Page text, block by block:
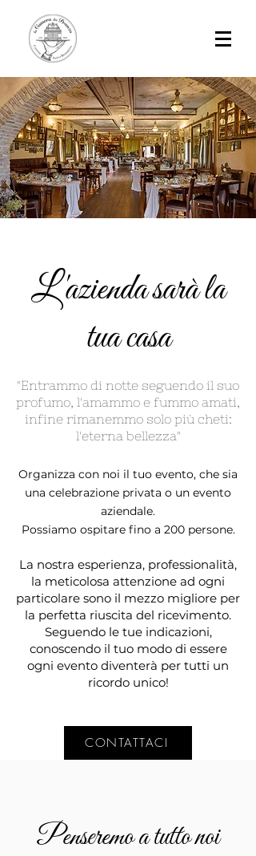
L'azienda sarà la
tua casa
"Entrammo di notte seguendo il suo
profumo, l'amammo e fummo amati,
infine rimanemmo solo più cheti:
l'eterna bellezza"
Organizza con noi il tuo evento, che sia
una celebrazione privata o un evento
aziendale.
Possiamo ospitare fino a 200 persone.
La nostra esperienza, professionalità,
la meticolosa attenzione ad ogni
particolare sono il mezzo migliore per
la perfetta riuscita del ricevimento.
Seguendo le tue indicazioni,
conoscendo il tuo modo di essere
ogni evento diventerà per tutti un
ricordo unico!
CONTATTACI
Penseremo a tutto noi